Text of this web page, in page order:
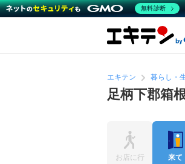
エキテン 暮らし・
足柄下郡箱
お店に行
来て
無料診断